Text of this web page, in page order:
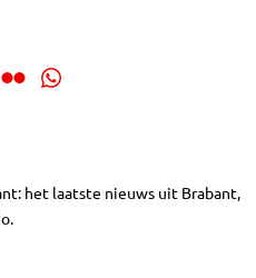
het laatste nieuws uit Brabant,